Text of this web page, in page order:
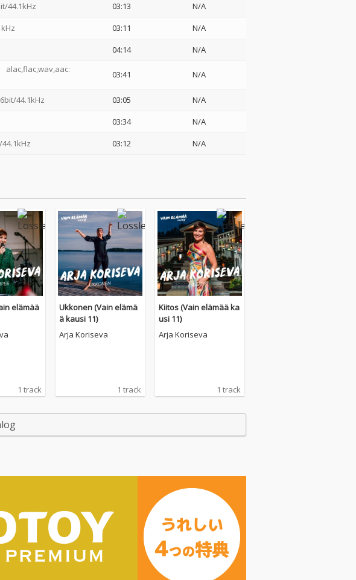
44.1kHz 03:13
N/A
03:11
N/A
04:14 N/A
alac,flac,wav,aac:
03:41 N/A
44.1kHz 03:05
N/A
03:34
N/A
03:12 N/A
elämää
1 track
Ukkonen (Vain elämä
ä kausi 11)
Arja Koriseva
1 track
Kiitos (Vain elämää ka
usi 11)
Arja Koriseva
1 track